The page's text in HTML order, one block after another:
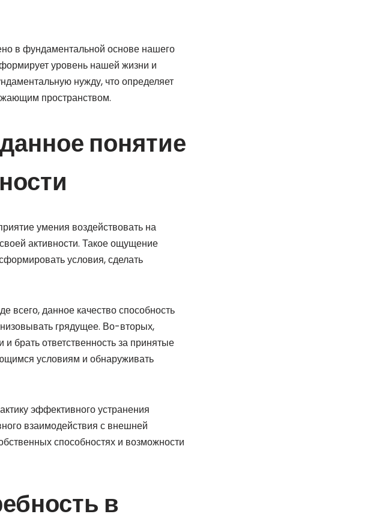
в фундаментальной основе нашего
уровень нашей жизни и
нужду, что определяет
пространством.
понятие
умения воздействовать на
активности. Такое ощущение
условия, сделать
всего, данное качество способность
грядущее. Во-вторых,
брать ответственность за принятые
условиям и обнаруживать
эффективного устранения
взаимодействия с внешней
способностях и возможности
в